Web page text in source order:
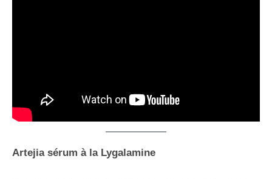
Artejia sérum à la Lygalamine